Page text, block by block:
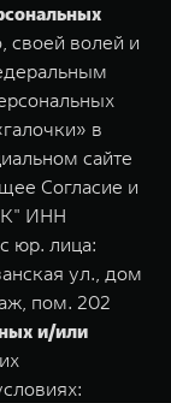
возможного
000 ₽
000 ₽
своей волей и
в
сайте
Согласие и
ИНН
юр. лица:
ул., дом
пом. 202
и/или